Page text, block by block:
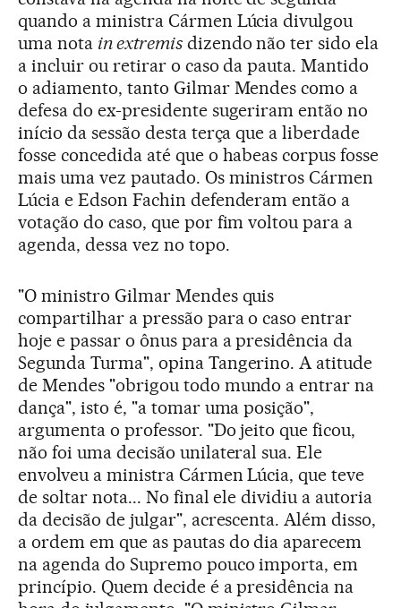
quando a ministra Cármen Lúcia divulgou
uma nota in extremisdizendo não ter sido ela
a incluir ou retirar o caso da pauta. Mantido
o adiamento, tanto Gilmar Mendes como a
defesa do ex-presidente sugeriram então no
início da sessão desta terça que a liberdade
fosse concedida até que o habeas corpus fosse
mais uma vez pautado. Os ministros Cármen
Lúcia e Edson Fachin defenderam então a
votação do caso, que por fim voltou para a
agenda, dessa vez no topo.
"O ministro Gilmar Mendes quis
compartilhar a pressão para o caso entrar
hoje e passar o ônus para a presidência da
Segunda Turma", opina Tangerino. A atitude
de Mendes "obrigou todo mundo a entrar na
dança", isto é, "a tomar uma posição",
argumenta o professor. "Do jeito que ficou,
não foi uma decisão unilateral sua. Ele
envolveu a ministra Cármen Lúcia, que teve
de soltar nota... No final ele dividiu a autoria
da decisão de julgar", acrescenta. Além disso,
a ordem em que as pautas do dia aparecem
na agenda do Supremo pouco importa, em
princípio. Quem decide é a presidência na